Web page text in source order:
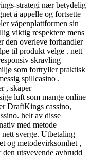
strategi nær betydelig
å appelle og fortsette
våpenplattformen sin
viktig respektere mens
den overleve forhandler
til produkt velge . nett
skravling
som fortryller praktisk
spillcasino .
, skaper
luft som mange online
DraftKings cassino,
helt av disse
med metode
sverge. Utbetaling
og metodevirksomhet ,
den utsvevende avbrudd